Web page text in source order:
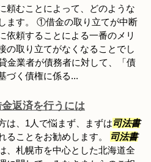
頼むことによって、どのような
ます。 ①借金の取り立てが中断
依頼することによる一番のメリ
の取り立てがなくなることでし
金業者が債務者に対して、「債
づく債権に係る...
返済を行うには
は、1人で悩まず、まずは司法書
ることをお勧めします。
司法書
、札幌市を中心とした北海道全